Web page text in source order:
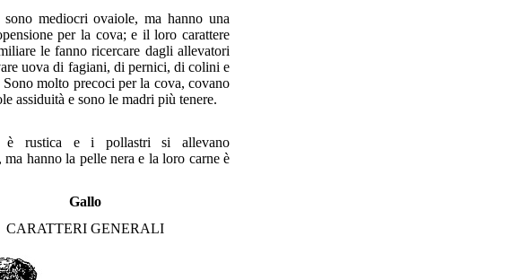
mediocri ovaiole, ma hanno una
per la cova; e il loro carattere
le fanno ricercare dagli allevatori
uova di fagiani, di pernici, di colini e
molto precoci per la cova, covano
assiduità e sono le madri più tenere.
è rustica e i pollastri si allevano
ma hanno la pelle nera e la loro carne è
Gallo
CARATTERI GENERALI